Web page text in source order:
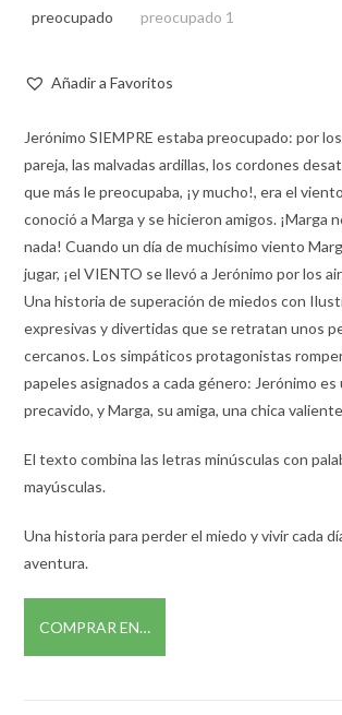
Añadir a Favoritos
Jerónimo SIEMPRE estaba preocupado: por
pareja, las malvadas ardillas, los cordones
que más le preocupaba, ¡y mucho!, era el
conoció a Marga y se hicieron amigos. ¡Marga
nada! Cuando un día de muchísimo viento
jugar, ¡el VIENTO se llevó a Jerónimo por los
Una historia de superación de miedos con
expresivas y divertidas que se retratan unos
cercanos. Los simpáticos protagonistas
papeles asignados a cada género: Jerónimo es
precavido, y Marga, su amiga, una chica
El texto combina las letras minúsculas con
mayúsculas.
Una historia para perder el miedo y vivir cada
aventura.
COMPRAR EN…